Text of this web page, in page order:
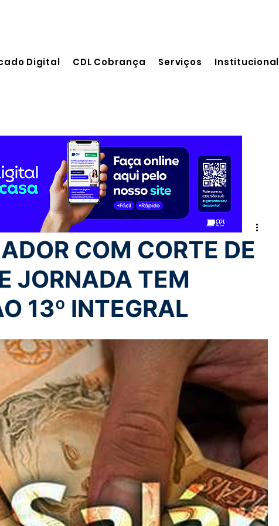
Digital CDL Cobrança Serviços Institucional
COM CORTE DE
JORNADA TEM
13º INTEGRAL